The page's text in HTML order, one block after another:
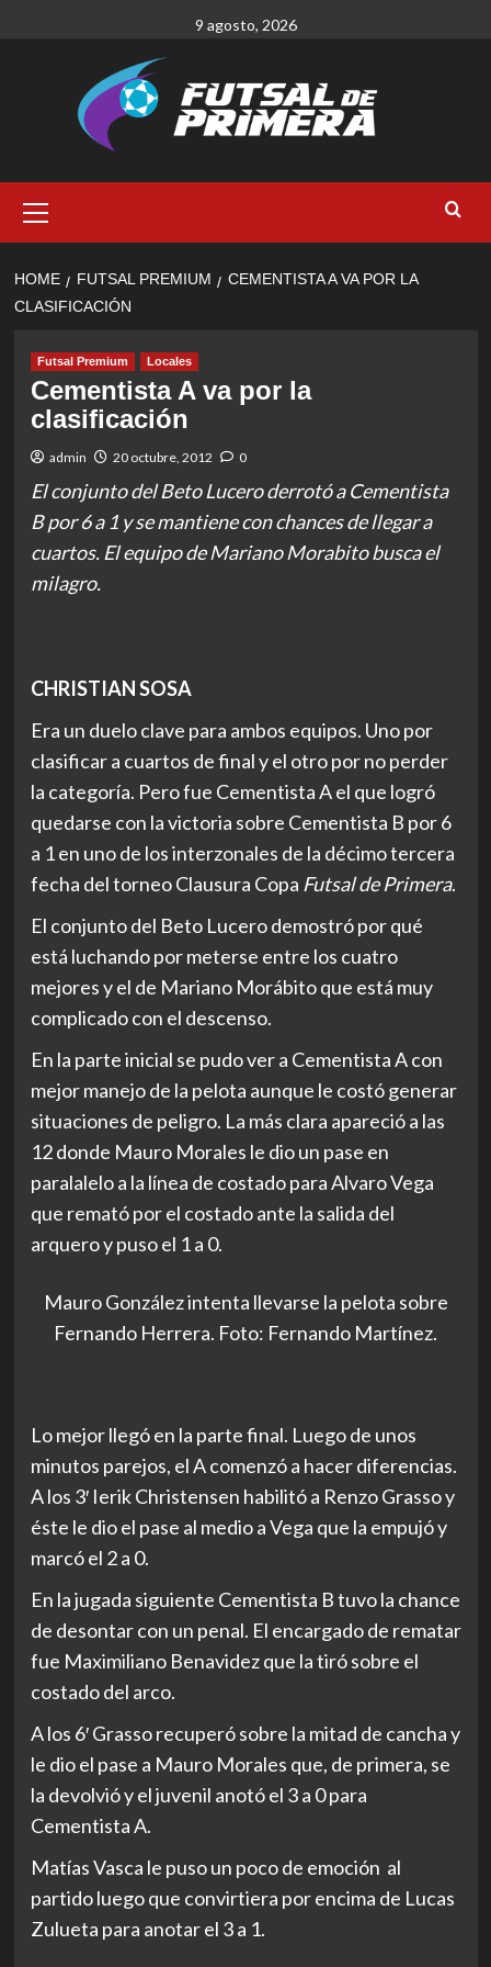
9 agosto, 2026
Menu
HOME FUTSAL PREMIUM
CEMENTISTA A VA POR LA
CLASIFICACIÓN
Futsal Premium Locales
Cementista A va por la
clasificación
admin 20 octubre, 2012 0
El conjunto del Beto Lucero derrotó a Cementista
B por 6 a 1 y se mantiene con chances de llegar a
cuartos. El equipo de Mariano Morabito busca el
milagro.
CHRISTIAN SOSA
Era un duelo clave para ambos equipos. Uno por
clasificar a cuartos de final y el otro por no perder
la categoría. Pero fue Cementista A el que logró
quedarse con la victoria sobre Cementista B por 6
a 1 en uno de los interzonales de la décimo tercera
fecha del torneo Clausura Copa Futsal de Primera.
El conjunto del Beto Lucero demostró por qué
está luchando por meterse entre los cuatro
mejores y el de Mariano Morábito que está muy
complicado con el descenso.
En la parte inicial se pudo ver a Cementista A con
mejor manejo de la pelota aunque le costó generar
situaciones de peligro. La más clara apareció a las
12 donde Mauro Morales le dio un pase en
paralalelo a la línea de costado para Alvaro Vega
que remató por el costado ante la salida del
arquero y puso el 1 a 0.
Mauro González intenta llevarse la pelota sobre
Fernando Herrera. Foto: Fernando Martínez.
Lo mejor llegó en la parte final. Luego de unos
minutos parejos, el A comenzó a hacer diferencias.
A los 3′ Ierik Christensen habilitó a Renzo Grasso y
éste le dio el pase al medio a Vega que la empujó y
marcó el 2 a 0.
En la jugada siguiente Cementista B tuvo la chance
de desontar con un penal. El encargado de rematar
fue Maximiliano Benavidez que la tiró sobre el
costado del arco.
A los 6′ Grasso recuperó sobre la mitad de cancha y
le dio el pase a Mauro Morales que, de primera, se
la devolvió y el juvenil anotó el 3 a 0 para
Cementista A.
Matías Vasca le puso un poco de emoción al
partido luego que convirtiera por encima de Lucas
Zulueta para anotar el 3 a 1.